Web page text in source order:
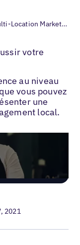
Multi-Location Marketing with Agencies
votre
au niveau
vous pouvez
une
local.
2021